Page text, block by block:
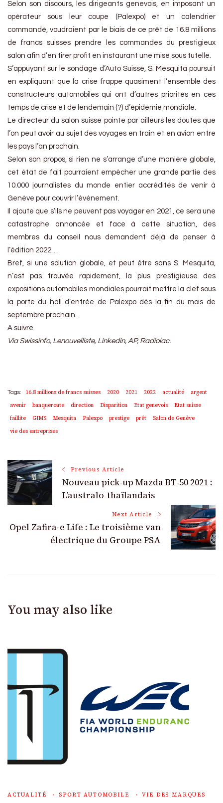
Selon son discours, les dirigeants genevois, en imposant un
opérateur sous leur coupe (Palexpo) et un calendrier
commandé, voudraient par le biais de ce prêt de 16.8 millions
de francs suisses prendre les commandes du prestigieux
salon afin d’en tirer profit en instaurant une mise sous tutelle.
S’appuyant sur le sondage d’Auto Suisse, S. Mesquita poursuit
en expliquant que la crise frappe quasiment l’ensemble des
constructeurs automobiles qui ont d’autres priorités en ces
temps de crise et de lendemain (?) d’épidémie mondiale.
Le directeur du salon suisse pointe par ailleurs les doutes que
l’on peut avoir au sujet des voyages en train et en avion entre
les pays l’an prochain.
Selon son propos, si rien ne s’arrange d’une manière globale,
cet état de fait pourraient empêcher une grande partie des
10.000 journalistes du monde entier accrédités de venir à
Genève pour couvrir l’événement.
Il ajoute que s’ils ne peuvent pas voyager en 2021, ce sera une
catastrophe annoncée et face à cette situation, des
membres du conseil nous demandent déjà de penser à
l’édition 2022…
Bref, si une solution globale, et peut être sans S. Mesquita,
n’est pas trouvée rapidement, la plus prestigieuse des
expositions automobiles mondiales pourrait mettre la clef sous
la porte du hall d’entrée de Palexpo dès la fin du mois de
septembre prochain.
A suivre.
Via Swissinfo, Lenouvelliste, Linkedin, AP, Radiolac.
Tags: 16.8 millions de francs suisses 2020 2021 2022 actualité
argent
avenir
banqueroute direction Disparition Etat genevois
Etat suisse
faillite
GIMS Mesquita Palexpo prestige prêt
Salon de Genève
vie des entreprises
Post
Navigation
Previous Article
Nouveau pick-up Mazda BT-50 2021 :
L’australo-thaïlandais
Next Article
Opel Zafira-e Life : Le troisième van
électrique du Groupe PSA
You may also like
ACTUALITÉ SPORT AUTOMOBILE VIE DES MARQUES